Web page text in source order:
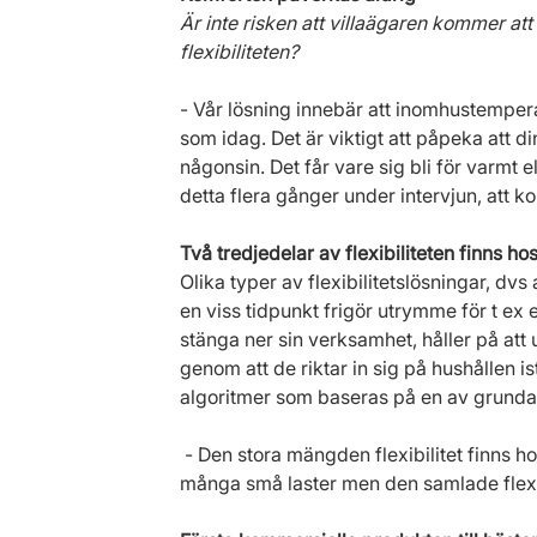
Är inte risken att villaägaren kommer
flexibiliteten?
- Vår lösning innebär att
som idag. Det är viktigt att påpeka att
någonsin. Det får vare sig bli för varmt
detta flera gånger under intervjun, att
Två tredjedelar av flexibiliteten finns
Olika typer av flexibilitetslösningar,
en viss tidpunkt frigör utrymme för t ex
stänga ner sin verksamhet, håller på
genom att de riktar in sig på hushållen
algoritmer som baseras på en av
många små laster men den samlade